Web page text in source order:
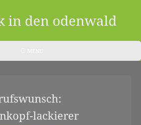
in den odenwald
lackierer